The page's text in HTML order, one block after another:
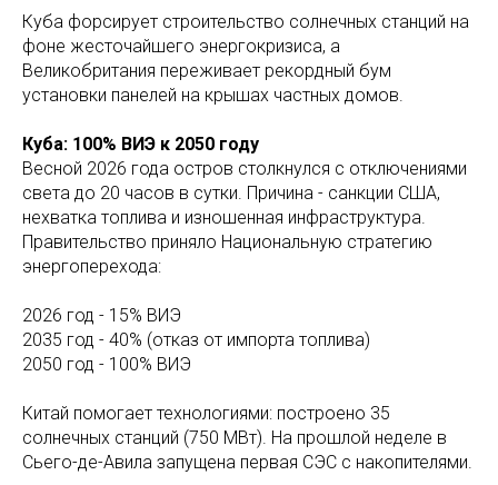
Куба форсирует строительство солнечных станций на
фоне жесточайшего энергокризиса, а
Великобритания переживает рекордный бум
установки панелей на крышах частных домов.
Куба: 100% ВИЭ к 2050 году
Весной 2026 года остров столкнулся с отключениями
света до 20 часов в сутки. Причина - санкции США,
нехватка топлива и изношенная инфраструктура.
Правительство приняло Национальную стратегию
энергоперехода:
2026 год - 15% ВИЭ
2035 год - 40% (отказ от импорта топлива)
2050 год - 100% ВИЭ
Китай помогает технологиями: построено 35
солнечных станций (750 МВт). На прошлой неделе в
Сьего-де-Авила запущена первая СЭС с накопителями.